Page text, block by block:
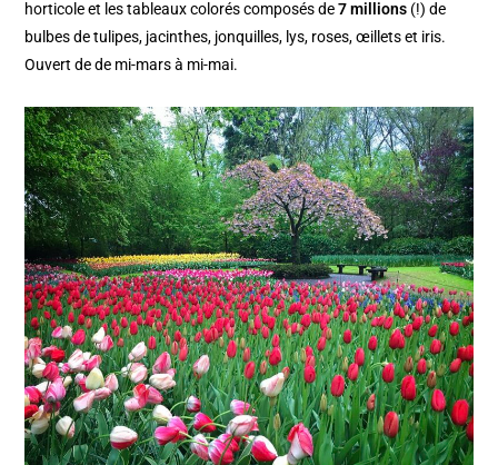
horticole et les tableaux colorés composés de7 millions (!) de
bulbes de tulipes, jacinthes, jonquilles, lys, roses, œillets et iris.
Ouvert de de mi-mars à mi-mai.